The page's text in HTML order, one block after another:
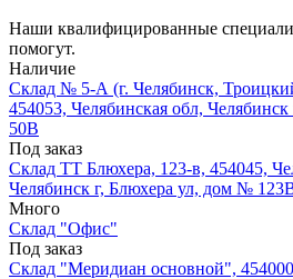
Наши квалифицированные
помогут.
Наличие
Склад № 5-А (г. Челябинск,
454053, Челябинская обл,
50В
Под заказ
Склад ТТ Блюхера, 123-в, 454045,
Челябинск г, Блюхера ул, дом №
Много
Склад "Офис"
Под заказ
Склад "Меридиан основной",